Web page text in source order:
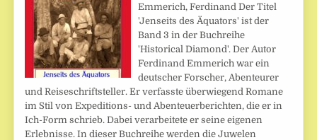
Emmerich, Ferdinand Der Titel
'Jenseits des Äquators' ist der
Band 3 in der Buchreihe
'Historical Diamond'. Der Autor
Ferdinand Emmerich war ein
deutscher Forscher, Abenteurer
und Reiseschriftsteller. Er verfasste überwiegend Romane
im Stil von Expeditions- und Abenteuerberichten, die er in
Ich-Form schrieb. Dabei verarbeitete er seine eigenen
Erlebnisse. In dieser Buchreihe werden die Juwelen